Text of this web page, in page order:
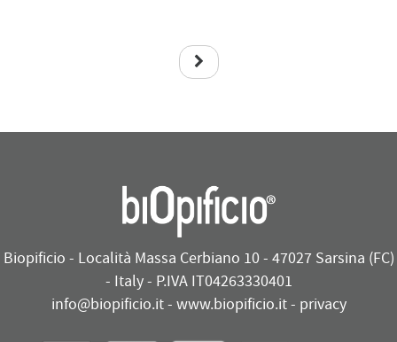
Biopificio - Località Massa Cerbiano 10 - 47027 Sarsina (FC)
- Italy - P.IVA IT04263330401
info@biopificio.it- www.biopificio.it- privacy